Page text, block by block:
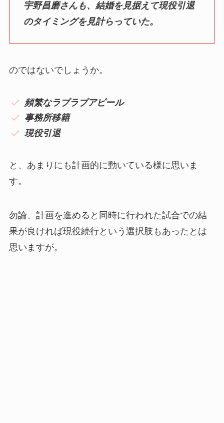
宇野昌磨さんも、結婚を見据えて現役引退
のタイミングを見計らっていた。
のではないでしょうか。
頻繁なラブラブアピール
事務所移籍
現役引退
と、あまりにも計画的に動いている様に思いま
す。
勿論、計画を進めると同時に行われた試合での結
果が良ければ現役続行という選択肢もあったとは
思いますが。